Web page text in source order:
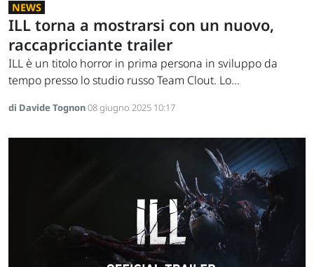
NEWS
ILL torna a mostrarsi con un nuovo,
raccapricciante trailer
ILL è un titolo horror in prima persona in sviluppo da
tempo presso lo studio russo Team Clout. Lo...
di Davide Tognon08 giugno 2025 10:17